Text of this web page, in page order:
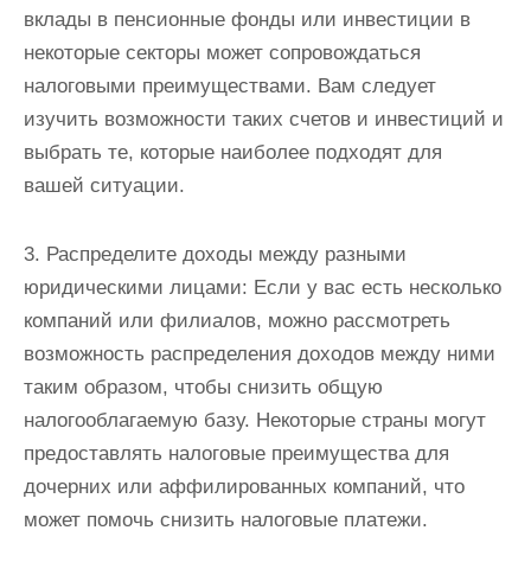
вклады в пенсионные фонды или инвестиции в
некоторые секторы может сопровождаться
налоговыми преимуществами. Вам следует
изучить возможности таких счетов и инвестиций и
выбрать те, которые наиболее подходят для
вашей ситуации.
3. Распределите доходы между разными
юридическими лицами: Если у вас есть несколько
компаний или филиалов, можно рассмотреть
возможность распределения доходов между ними
таким образом, чтобы снизить общую
налогооблагаемую базу. Некоторые страны могут
предоставлять налоговые преимущества для
дочерних или аффилированных компаний, что
может помочь снизить налоговые платежи.